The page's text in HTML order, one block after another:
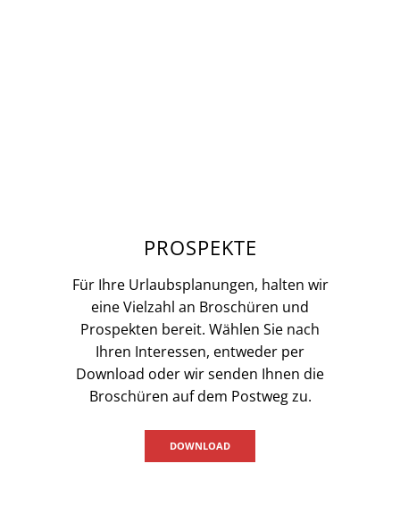
PROSPEKTE
Für Ihre Urlaubsplanungen, halten wir
eine Vielzahl an Broschüren und
Prospekten bereit. Wählen Sie nach
Ihren Interessen, entweder per
Download oder wir senden Ihnen die
Broschüren auf dem Postweg zu.
DOWNLOAD